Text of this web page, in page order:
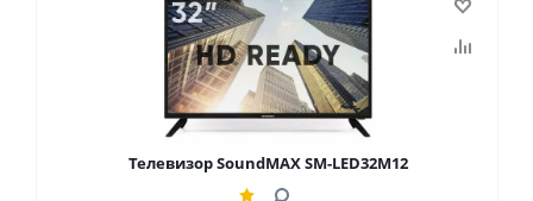
Телевизор SoundMAX SM-LED32M12